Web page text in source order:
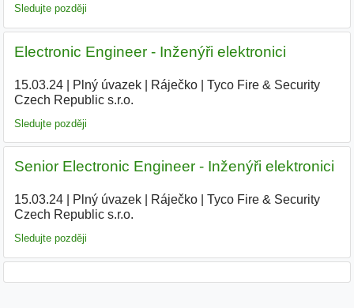
Sledujte později
Electronic Engineer - Inženýři elektronici
15.03.24| Plný úvazek| Ráječko|
Tyco Fire & Security
Czech Republic s.r.o.
Sledujte později
Senior Electronic Engineer - Inženýři elektronici
15.03.24| Plný úvazek| Ráječko|
Tyco Fire & Security
Czech Republic s.r.o.
Sledujte později